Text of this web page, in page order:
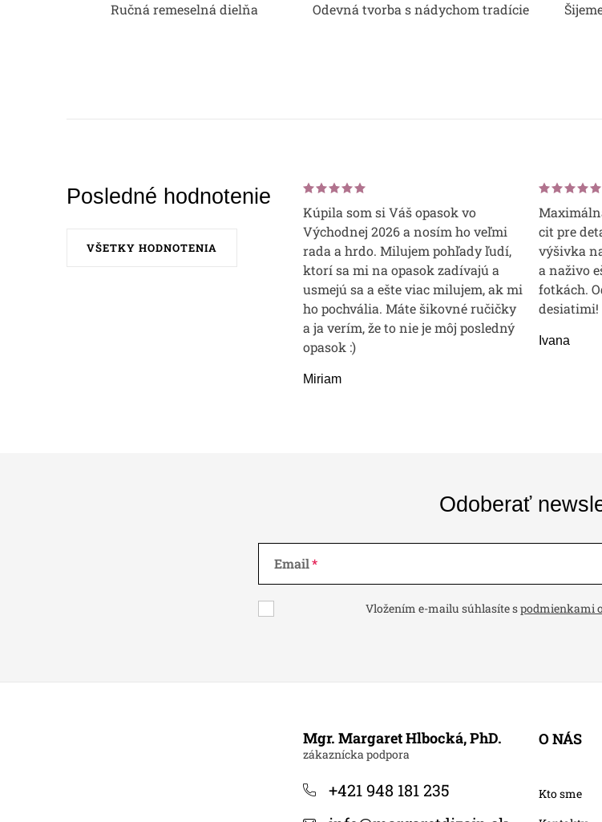
Ručná remeselná dielňa
Odevná tvorba s nádychom tradície
Posledné hodnotenie
VŠETKY HODNOTENIA
Kúpila som si Váš opasok vo
Východnej 2026 a nosím ho veľmi
rada a hrdo. Milujem pohľady ľudí,
ktorí sa mi na opasok zadívajú a
usmejú sa a ešte viac milujem, ak mi
ho pochvália. Máte šikovné ručičky
a ja verím, že to nie je môj posledný
opasok :)
Miriam
cit pre
výšivka
a naživo
fotkách.
desiatimi!
Ivana
Odoberať
Email
Vložením e-mailu súhlasíte spodmienkami
Mgr. Margaret Hlbocká, PhD.
+421 948 181 235
O NÁS
Kto sme